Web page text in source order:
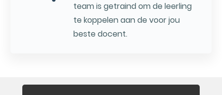
team is getraind om de leerling
te koppelen aan de voor jou
beste docent.